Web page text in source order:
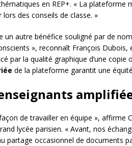
en REP+. « La plateforme
des conseils de classe. »
un autre bénéfice souligné par de
», reconnaît François Dubois,
par la qualité graphique d’une copie
de la plateforme garantit une
de travailler en équipe », affirme
lycée parisien. « Avant, nos
partage occasionnel de documents